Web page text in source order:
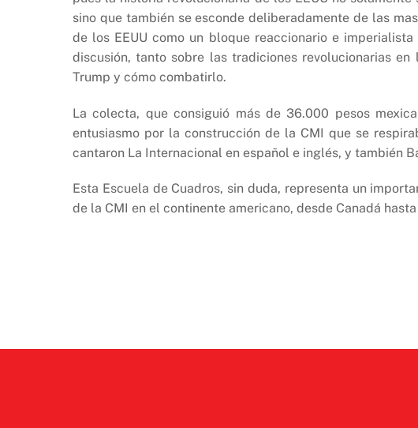
sino que también se esconde deliberadamente de las
de los EEUU como un bloque reaccionario e
discusión, tanto sobre las tradiciones revolucionarias
Trump y cómo combatirlo.
La colecta, que consiguió más de 36.000 pesos
entusiasmo por la construcción de la CMI que se
cantaron La Internacional en español e inglés, y también
Esta Escuela de Cuadros, sin duda, representa un
de la CMI en el continente americano, desde Canadá